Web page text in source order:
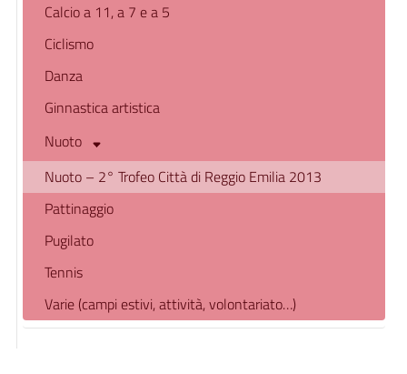
Calcio a 11, a 7 e a 5
Ciclismo
Danza
Ginnastica artistica
Nuoto
Nuoto – 2° Trofeo Città di Reggio Emilia 2013
Pattinaggio
Pugilato
Tennis
Varie (campi estivi, attività, volontariato…)